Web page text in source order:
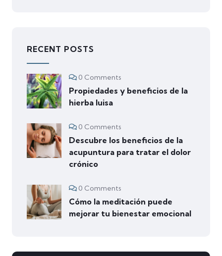
RECENT POSTS
0 Comments
Propiedades y beneficios de la
hierba luisa
0 Comments
Descubre los beneficios de la
acupuntura para tratar el dolor
crónico
0 Comments
Cómo la meditación puede
mejorar tu bienestar emocional